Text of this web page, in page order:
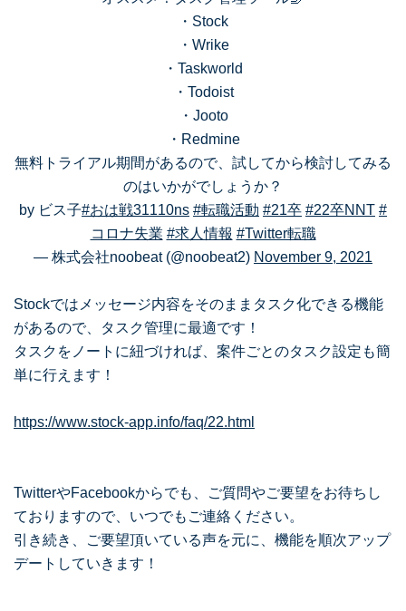
・Stock
・Wrike
・Taskworld
・Todoist
・Jooto
・Redmine
無料トライアル期間があるので、試してから検討してみる
のはいかがでしょうか？
by ビス子#おは戦31110ns #転職活動 #21卒 #22卒NNT #
コロナ失業 #求人情報 #Twitter転職
— 株式会社noobeat (@noobeat2) November 9, 2021
Stockではメッセージ内容をそのままタスク化できる機能
があるので、タスク管理に最適です！
タスクをノートに紐づければ、案件ごとのタスク設定も簡
単に行えます！
https://www.stock-app.info/faq/22.html
TwitterやFacebookからでも、ご質問やご要望をお待ちし
ておりますので、いつでもご連絡ください。
引き続き、ご要望頂いている声を元に、機能を順次アップ
デートしていきます！